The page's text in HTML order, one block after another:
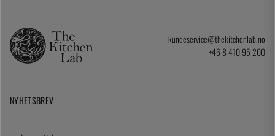
kundeservice@thekitchenlab.no
+46 8 410 95 200
NYHETSBREV